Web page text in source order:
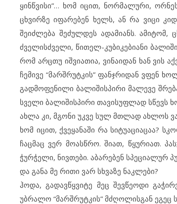
ყინწვისი”… ხომ იცით, ნორმალური,
ცხვირზე იფარებენ ხელს, ან რა ვიცი
შეიძლება შეძულდეს ადამიანს. ამიტომ,
ძველისძველი, წითელ-კუბიკებიანი
რომ არცთუ იშვიათია, ვინაიდან ხან ვის
ჩემივე “მარშრუტკის” ფანჯრიდან ვფენ
გადმოფენილი ბალიშისპირი მალევე
სველი ბალიშისპირი თავისუფლად სწევს
ახლა კი, მგონი უკვე სულ მთლად ახლოს
ხომ იცით, ქვეყანაში რა სიტუაციაცაა?
ჩაცმაც ვერ მოასწრო. შიათ, წყურიათ.
ჭურჭელი, ნივთები. აბარებენ სპეციალურ
და განა მე რითი ვარ სხვაზე ნაკლები?
ჰოდა, გადავწყვიტე მეც შევწეოდი
უბრალო “მარშრუტკის” მძღოლისგან ეგეც